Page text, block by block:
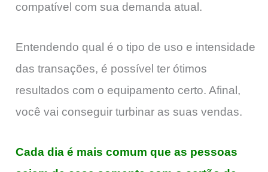
compatível com sua demanda atual.
Entendendo qual é o tipo de uso e intensidade
das transações, é possível ter ótimos
resultados com o equipamento certo. Afinal,
você vai conseguir turbinar as suas vendas.
Cada dia é mais comum que as pessoas